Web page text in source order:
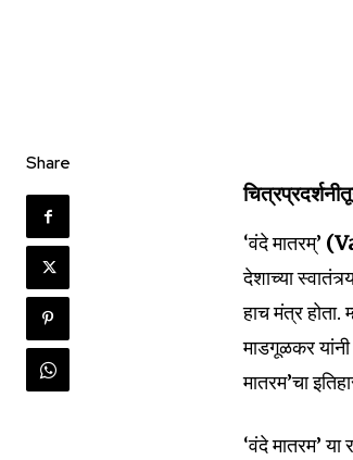
Share
‘वंदे मातरम्’
देशाच्या
हाच मंत्र होता.
माडगूळकर
मातरम’चा
‘वंदे मातरम’